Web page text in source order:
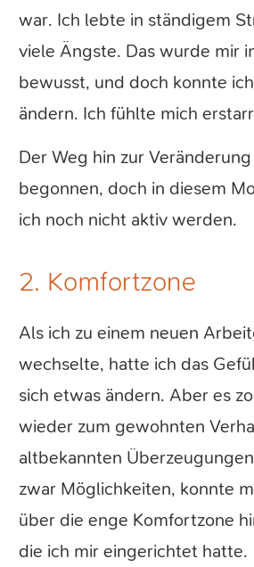
war. Ich lebte in ständigem
viele Ängste. Das wurde mir
bewusst, und doch konnte
ändern. Ich fühlte mich
Der Weg hin zur
begonnen, doch in diesem
ich noch nicht aktiv werden.
2. Komfortzone
Als ich zu einem neuen
wechselte, hatte ich das
sich etwas ändern. Aber es
wieder zum gewohnten
altbekannten
zwar Möglichkeiten, konnte
über die enge Komfortzone
die ich mir eingerichtet hatte.